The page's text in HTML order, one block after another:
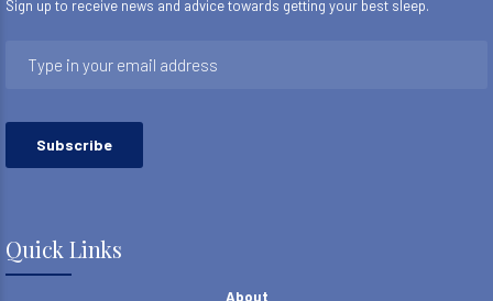
Sign up to receive news and advice towards getting your best sleep.
Quick Links
About